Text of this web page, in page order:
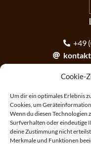
Cookie-
Um dir ein optimales Erlebnis
Cookies, um
Wenn du diesen Technologien
Surfverhalten oder eindeutige
deine Zustimmung nicht
Merkmale und Funktionen
+49
Anmeldung